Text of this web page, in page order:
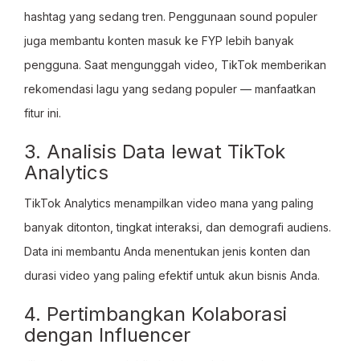
hashtag yang sedang tren. Penggunaan sound populer
juga membantu konten masuk ke FYP lebih banyak
pengguna. Saat mengunggah video, TikTok memberikan
rekomendasi lagu yang sedang populer — manfaatkan
fitur ini.
3. Analisis Data lewat TikTok
Analytics
TikTok Analytics menampilkan video mana yang paling
banyak ditonton, tingkat interaksi, dan demografi audiens.
Data ini membantu Anda menentukan jenis konten dan
durasi video yang paling efektif untuk akun bisnis Anda.
4. Pertimbangkan Kolaborasi
dengan Influencer